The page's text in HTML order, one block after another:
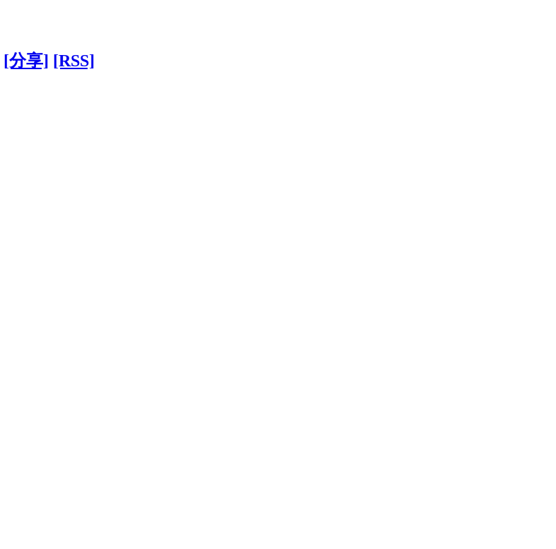
[分享] [RSS]